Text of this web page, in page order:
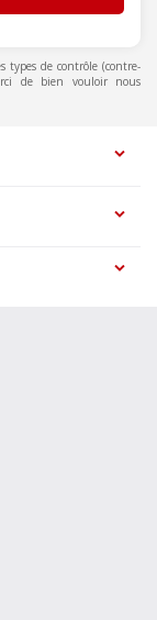
types de contrôle (contre-
de bien vouloir nous